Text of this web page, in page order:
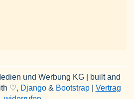
und Werbung KG | built and
♡, Django& Bootstrap| Vertrag